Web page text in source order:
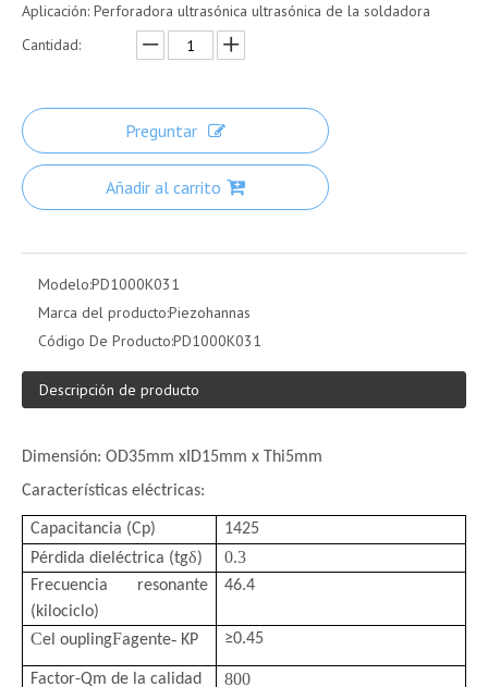
Aplicación: Perforadora ultrasónica ultrasónica de la soldadora
Cantidad:
Preguntar
Añadir al carrito
Modelo:PD1000K031
Marca del producto:Piezohannas
Código De Producto:PD1000K031
Descripción de producto
Dimensión: OD35mm xID15mm x Thi5mm
Características eléctricas:
Capacitancia (Cp)
1425
Pérdida dieléctrica (tgδ) 0.3
Frecuencia resonante
(kilociclo)
46.4
Cel ouplingFagente- KP ≥0.45
Factor-Qm de la calidad 800